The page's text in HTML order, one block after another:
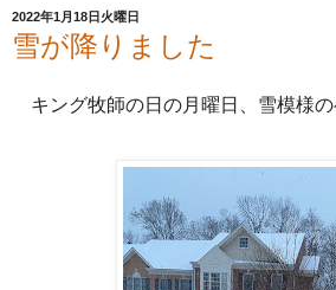
2022年1月18日火曜日
雪が降りました
キング牧師の日の月曜日、雪模様の